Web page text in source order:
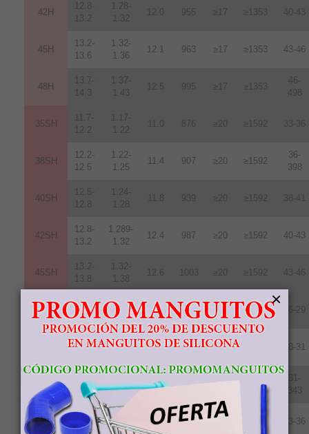
42H
12.8-
13.2
1.28-
1.32
12 0 955 ≥17 ≥1353 40-43
45H
13.2-
13.6
1.32-
1.36
12.1 963 ≥17 ≥1353 43-46
48H
13.7-
14.3
1.37-
1.43
12.5 995 ≥17 ≥1353
46-
498
35SH
11.7-
12.2
1.17-
1.22
11.0 876 ≥20 ≥1592 33-36
38SH
12.2-
12.5
1.22-
1.25
11.4 907 ≥20 ≥1592
36-
398
40SH
12.5-
12.8
1.24-
1.28
11.8 939 ≥20 ≥1592 38-41
42SH
12.8-
13.2
1.289-
1.32
12.4 987 ≥20 ≥1592 40-43
45SH
13.2-
13.8
1.32-
1.38
12.6 1003 ≥20 ≥1592 43-46
28UH
10.2-
10.8
1.02-
1.08
9.6 764 ≥25 ≥1990 26-29
10.8-
1.08-
10.2 812 ≥25 28-31
33UH
11.7
1.17
10.7 852 ≥25 ≥1990
31-
343
35UH
11.8-
12.2
1.18-
1.22
10.8 860 ≥25 ≥1990 33-36
×